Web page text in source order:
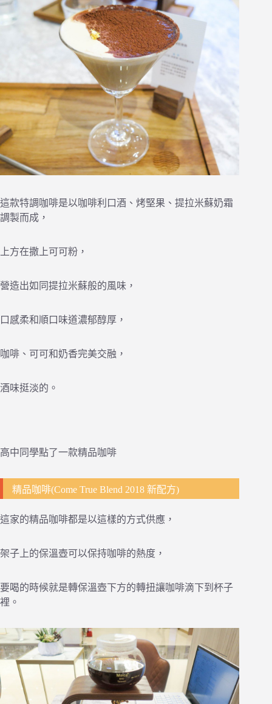
這款特調咖啡是以咖啡利口酒、烤堅果、提拉米蘇奶霜
調製而成，
上方在撒上可可粉，
營造出如同提拉米蘇般的風味，
口感柔和順口味道濃郁醇厚，
咖啡、可可和奶香完美交融，
酒味挺淡的。
高中同學點了一款精品咖啡
精品咖啡(Come True Blend 2018 新配方)
這家的精品咖啡都是以這樣的方式供應，
架子上的保溫壺可以保持咖啡的熱度，
要喝的時候就是轉保溫壺下方的轉扭讓咖啡滴下到杯子
裡。